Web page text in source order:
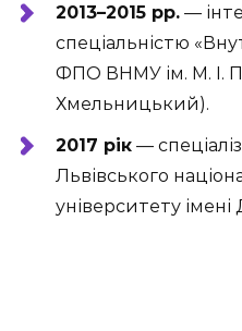
2013–2015 рр. —
спеціальністю
ФПО ВНМУ ім. М. І.
Хмельницький).
2017 рік —
Львівського
університету